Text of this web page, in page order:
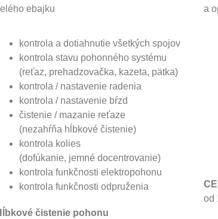
ebajku
kontrola a dotiahnutie všetkých spojov
kontrola stavu pohonného systému
(reťaz, prehadzovačka, kazeta, pätka)
kontrola / nastavenie radenia
kontrola / nastavenie bŕzd
čistenie / mazanie reťaze
(nezahŕňa hĺbkové čistenie)
kontrola kolies
(dofúkanie, jemné docentrovanie)
kontrola funkčnosti elektropohonu
kontrola funkčnosti odpruženia
čistenie pohonu
a
od